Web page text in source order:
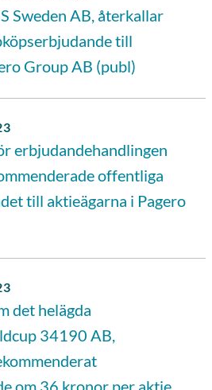
Sweden AB, återkallar
till
Group AB (publ)
erbjudandehandlingen
offentliga
till aktieägarna i Pagero
det helägda
34190 AB,
om 36 kronor per aktie